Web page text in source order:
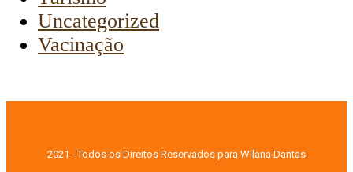
Uncategorized
Vacinação
2021 - Todos os Direitos Reservados para Wllana Dantas